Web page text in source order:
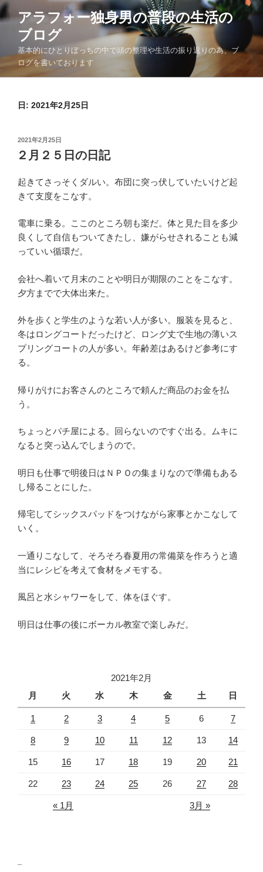
コ
ン
へ
アラフォー独身男の普段の生活の
ブログ
基本的にひとりぼっちの中で頭の整理や生活の振り返りの為、ブ
ログを書いております
日: 2021年2月25日
投
稿
日:
2021年2月25日
２月２５日の日記
起きてさっそくダルい。布団に突っ伏していたいけど起
きて支度をこなす。
電車に乗る。ここのところ朝も楽だ。体と見た目を多少
良くして自信もついてきたし、嫌がらせされることも減
っていい循環だ。
会社へ着いて月末のことや明日が期限のことをこなす。
夕方までで大体出来た。
外を歩くと学生のような若い人が多い。服装を見ると、
冬はロングコートだったけど、ロング丈で生地の薄いス
プリングコートの人が多い。年齢差はあるけど参考にす
る。
帰りがけにお客さんのところで頼んだ商品のお金を払
う。
ちょっとパチ屋による。回らないのですぐ出る。ムキに
なると突っ込んでしまうので。
明日も仕事で明後日はＮＰＯの集まりなので準備もある
し帰ることにした。
帰宅してシックスパッドをつけながら家事とかこなして
いく。
一通りこなして、そろそろ春夏用の常備菜を作ろうと適
当にレシピを考えて食材をメモする。
風呂と水シャワーをして、体をほぐす。
明日は仕事の後にボーカル教室で楽しみだ。
2021年2月
月
火 水 木 金 土 日
1 2 3 4 5 6 7
8 9 10 11 12 13 14
15 16 17 18 19 20 21
22 23 24 25 26 27 28
« 1月 3月 »